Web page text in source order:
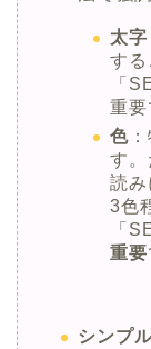
太字
する
「
重要
色
す。
読
3色
「
重要
シンプ